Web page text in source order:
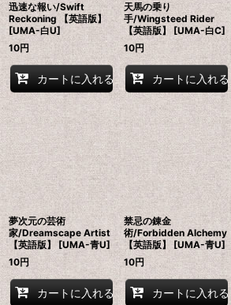
迅速な報い/Swift
Reckoning 【英語版】
[UMA-白U]
10円
カートに入れる
天馬の乗り
手/Wingsteed Rider
【英語版】 [UMA-白C]
10円
カートに入れる
夢次元の芸術
家/Dreamscape Artist
【英語版】 [UMA-青U]
10円
カートに入れる
禁忌の錬金
術/Forbidden Alchemy
【英語版】 [UMA-青U]
10円
カートに入れる